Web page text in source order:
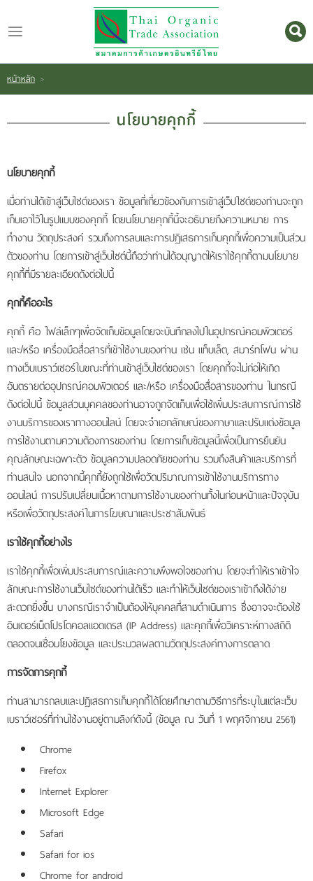
Login
หน้า
หลัก
เกี่ยว
กับ
เรา
สินค้า
สมาชิก
ข่าวสาร
และ
กิจกรรม
ติดต่อ
เรา
หน้าหลัก >
นโยบายคุกกี้
นโยบายคุกกี้
เมื่อท่านได้เข้าสู่เว็บไซต์ของเรา ข้อมูลที่เกี่ยวข้องกับการเข้าสู่เว็ปไซต์ของท่านจะถูก
เก็บเอาไว้ในรูปแบบของคุกกี้ โดยนโยบายคุกกี้นี้จะอธิบายถึงความหมาย การ
ทำงาน วัตถุประสงค์ รวมถึงการลบและการปฏิเสธการเก็บคุกกี้เพื่อความเป็นส่วน
ตัวของท่าน โดยการเข้าสู่เว็บไซต์นี้ถือว่าท่านได้อนุญาตให้เราใช้คุกกี้ตามนโยบาย
คุกกี้ที่มีรายละเอียดดังต่อไปนี้
คุกกี้คืออะไร
คุกกี้ คือ ไฟล์เล็กๆเพื่อจัดเก็บข้อมูลโดยจะบันทึกลงไปในอุปกรณ์คอมพิวเตอร์
และ/หรือ เครื่องมือสื่อสารที่เข้าใช้งานของท่าน เช่น แท็บเล็ต, สมาร์ทโฟน ผ่าน
ทางเว็บเบราว์เซอร์ในขณะที่ท่านเข้าสู่เว็บไซต์ของเรา โดยคุกกี้จะไม่ก่อให้เกิด
อันตรายต่ออุปกรณ์คอมพิวเตอร์ และ/หรือ เครื่องมือสื่อสารของท่าน ในกรณี
ดังต่อไปนี้ ข้อมูลส่วนบุคคลของท่านอาจถูกจัดเก็บเพื่อใช้เพิ่มประสบการณ์การใช้
งานบริการของเราทางออนไลน์ โดยจะจำเอกลักษณ์ของภาษาและปรับแต่งข้อมูล
การใช้งานตามความต้องการของท่าน โดยการเก็บข้อมูลนี้เพื่อเป็นการยืนยัน
คุณลักษณะเฉพาะตัว ข้อมูลความปลอดภัยของท่าน รวมถึงสินค้าและบริการที่
ท่านสนใจ นอกจากนี้คุกกี้ยังถูกใช้เพื่อวัดปริมาณการเข้าใช้งานบริการทาง
ออนไลน์ การปรับเปลี่ยนเนื้อหาตามการใช้งานของท่านทั้งในก่อนหน้าและปัจจุบัน
หรือเพื่อวัตถุประสงค์ในการโฆษณาและประชาสัมพันธ์
เราใช้คุกกี้อย่างไร
เราใช้คุกกี้เพื่อเพิ่มประสบการณ์และความพึงพอใจของท่าน โดยจะทำให้เราเข้าใจ
ลักษณะการใช้งานเว็บไซต์ของท่านได้เร็ว และทำให้เว็บไซต์ของเราเข้าถึงได้ง่าย
สะดวกยิ่งขึ้น บางกรณีเราจำเป็นต้องให้บุคคลที่สามดำเนินการ ซึ่งอาจจะต้องใช้
อินเตอร์เน็ตโปรโตคอลแอดเดรส (IP Address) และคุกกี้เพื่อวิเคราะห์ทางสถิติ
ตลอดจนเชื่อมโยงข้อมูล และประมวลผลตามวัตถุประสงค์ทางการตลาด
การจัดการคุกกี้
ท่านสามารถลบและปฏิเสธการเก็บคุกกี้ได้โดยศึกษาตามวิธีการที่ระบุในแต่ละเว็บ
เบราว์เซอร์ที่ท่านใช้งานอยู่ตามลิงก์ดังนี้ (ข้อมูล ณ วันที่ 1 พฤศจิกายน 2561)
Chrome
Firefox
Internet Explorer
Microsoft Edge
Safari
Safari for ios
Chrome for android